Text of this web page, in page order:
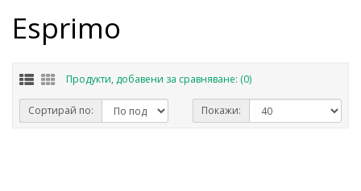
Esprimo
Продукти, добавени за сравняване: (0)
Сортирай по: Покажи: